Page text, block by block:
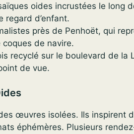
oides incrustées le long
regard d’enfant.
près de Penhoët, qui
coques de navire.
recyclé sur le boulevard de la
de vue.
œuvres isolées. Ils inspirent
éphémères. Plusieurs